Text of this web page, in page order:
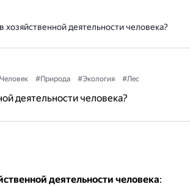
хозяйственной деятельности человека?
#Природа #Экология #Лес
деятельности человека?
деятельности человека: